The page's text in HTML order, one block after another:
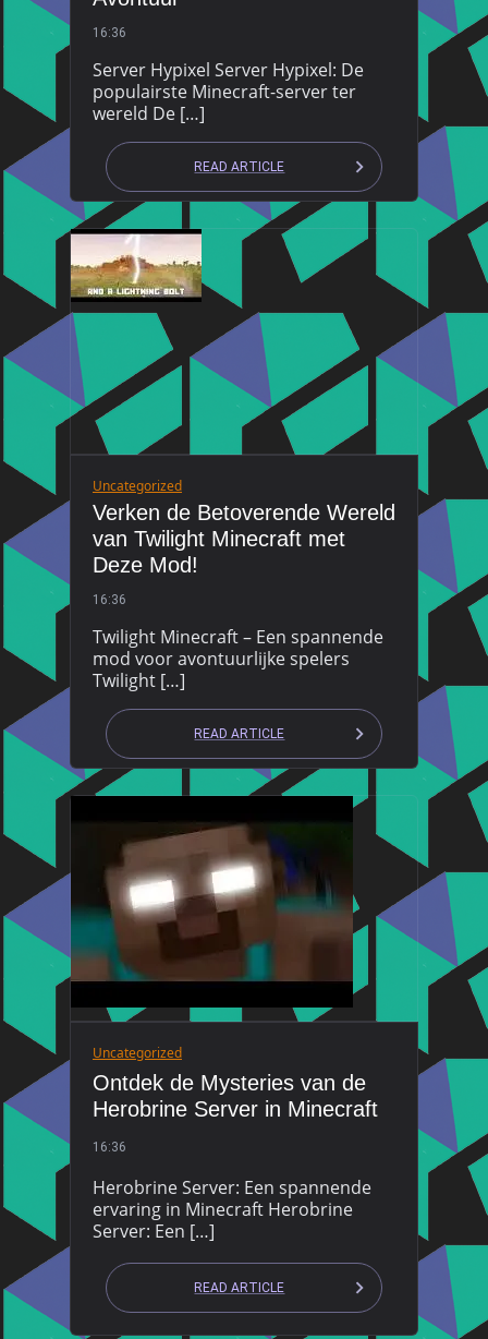
16:36
Server Hypixel Server Hypixel: De
populairste Minecraft-server ter
wereld De […]
READ ARTICLE
Uncategorized
Verken de Betoverende Wereld
van Twilight Minecraft met
Deze Mod!
16:36
Twilight Minecraft – Een spannende
mod voor avontuurlijke spelers
Twilight […]
READ ARTICLE
Uncategorized
Ontdek de Mysteries van de
Herobrine Server in Minecraft
16:36
Herobrine Server: Een spannende
ervaring in Minecraft Herobrine
Server: Een […]
READ ARTICLE